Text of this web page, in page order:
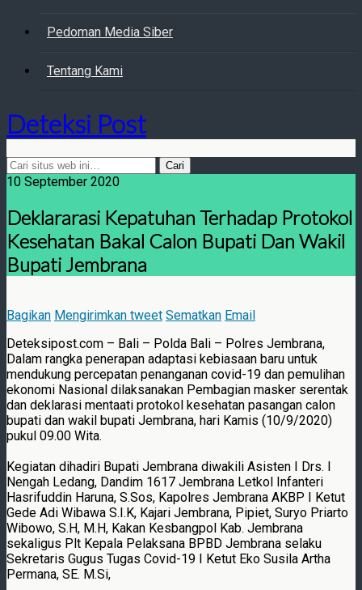
Pedoman Media Siber
Tentang Kami
Deteksi Post
10 September 2020
Deklararasi Kepatuhan Terhadap Protokol
Kesehatan Bakal Calon Bupati Dan Wakil
Bupati Jembrana
Bagikan Mengirimkan tweet Sematkan Email
Deteksipost.com – Bali – Polda Bali – Polres Jembrana,
Dalam rangka penerapan adaptasi kebiasaan baru untuk
mendukung percepatan penanganan covid-19 dan pemulihan
ekonomi Nasional dilaksanakan Pembagian masker serentak
dan deklarasi mentaati protokol kesehatan pasangan calon
bupati dan wakil bupati Jembrana, hari Kamis (10/9/2020)
pukul 09.00 Wita.
Kegiatan dihadiri Bupati Jembrana diwakili Asisten I Drs. I
Nengah Ledang, Dandim 1617 Jembrana Letkol Infanteri
Hasrifuddin Haruna, S.Sos, Kapolres Jembrana AKBP I Ketut
Gede Adi Wibawa S.I.K, Kajari Jembrana, Pipiet, Suryo Priarto
Wibowo, S.H, M.H, Kakan Kesbangpol Kab. Jembrana
sekaligus Plt Kepala Pelaksana BPBD Jembrana selaku
Sekretaris Gugus Tugas Covid-19 I Ketut Eko Susila Artha
Permana, SE. M.Si,